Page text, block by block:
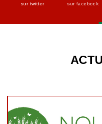
sur twitter sur facebook
votre
site